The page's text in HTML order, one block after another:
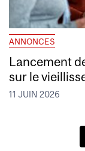
ANNONCES
Lancement
sur le
11 JUIN 2026